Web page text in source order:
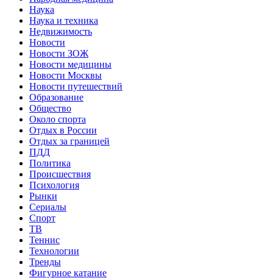
Наука
Наука и техника
Недвижимость
Новости
Новости ЗОЖ
Новости медицины
Новости Москвы
Новости путешествий
Образование
Общество
Около спорта
Отдых в России
Отдых за границей
ПДД
Политика
Происшествия
Психология
Рынки
Сериалы
Спорт
ТВ
Теннис
Технологии
Тренды
Фигурное катание